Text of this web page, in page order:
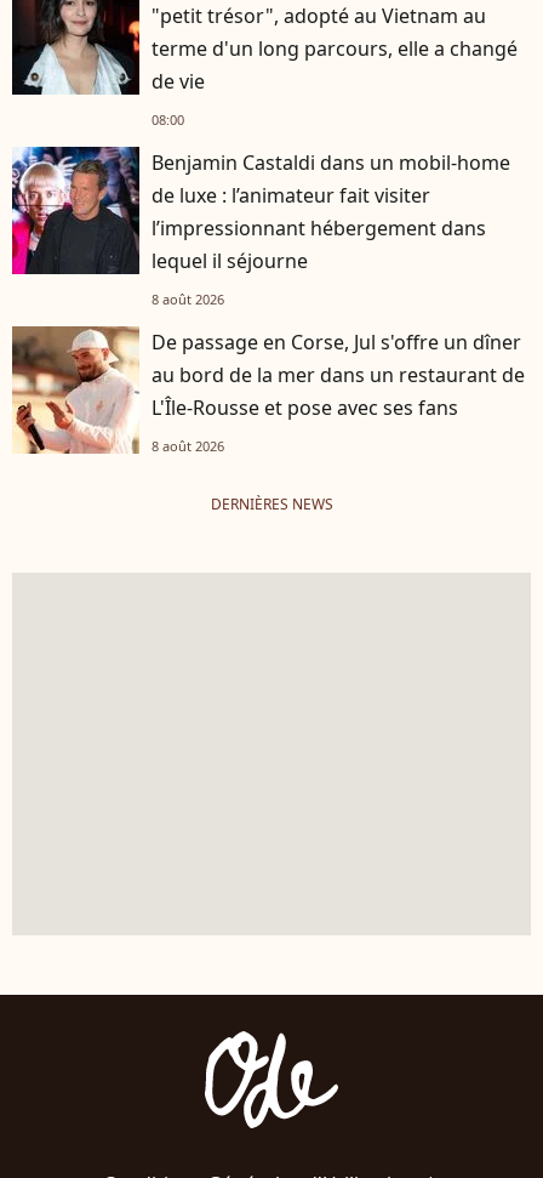
"petit trésor", adopté au Vietnam au
terme d'un long parcours, elle a changé
de vie
08:00
Benjamin Castaldi dans un mobil-home
de luxe : l’animateur fait visiter
l’impressionnant hébergement dans
lequel il séjourne
8 août 2026
De passage en Corse, Jul s'offre un dîner
au bord de la mer dans un restaurant de
L'Île-Rousse et pose avec ses fans
8 août 2026
DERNIÈRES NEWS